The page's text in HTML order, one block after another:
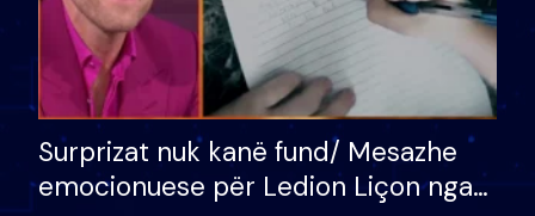
Surprizat nuk kanë fund/ Mesazhe
emocionuese për Ledion Liçon nga